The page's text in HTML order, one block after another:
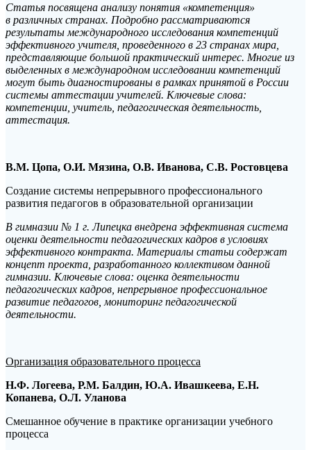
Статья посвящена анализу понятия «компетенция»
в различных странах. Подробно рассматриваются
результаты международного исследования компетенций
эффективного учителя, проведенного в 23 странах мира,
представляющие большой практический интерес. Многие из
выделенных в международном исследовании компетенций
могут быть диагностированы в рамках принятой в России
системы аттестации учителей. Ключевые слова:
компетенции, учитель, педагогическая деятельность,
аттестация.
В.М. Цопа, О.И. Мязина, О.В. Иванова, С.В. Ростовцева
Создание системы непрерывного профессионального
развития педагогов в образовательной организации
В гимназии № 1 г. Липецка внедрена эффективная система
оценки деятельности педагогических кадров в условиях
эффективного контракта. Материалы статьи содержат
концепт проекта, разработанного коллективом данной
гимназии. Ключевые слова: оценка деятельности
педагогических кадров, непрерывное профессиональное
развитие педагогов, мониторинг педагогической
деятельности.
Организация образовательного процесса
Н.Ф. Логеева, Р.М. Балдин, Ю.А. Ивашкеева, Е.Н.
Копанева, О.Л. Уланова
Смешанное обучение в практике организации учебного
процесса